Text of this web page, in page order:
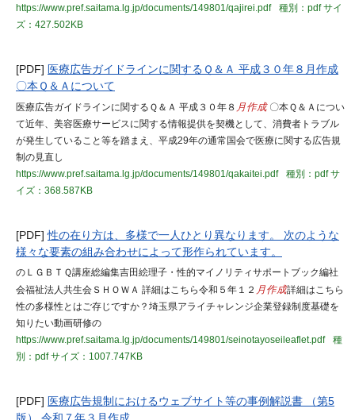
https://www.pref.saitama.lg.jp/documents/149801/qajirei.pdf
種別：pdfサイ
ズ：427.502KB
[PDF] 医療広告ガイドラインに関するＱ＆Ａ 平成３０年８月作成
〇本Ｑ＆Ａについて
医療広告ガイドラインに関するＱ＆Ａ 平成３０年８ 月作成〇本Ｑ＆Ａについ
て近年、美容医療サービスに関する情報提供を契機として、消費者トラブル
が発生していること等を踏まえ、平成29年の通常国会で医療に関する広告規
制の見直し
https://www.pref.saitama.lg.jp/documents/149801/qakaitei.pdf
種別：pdfサ
イズ：368.587KB
[PDF]性の在り方は、多様で一人ひとり異なります。 次のような
様々な要素の組み合わせによって形作られています。
のＬＧＢＴＱ講座総編集吉田絵理子・性的マイノリティサポートブック編社
会福祉法人共生会ＳＨＯＷＡ 詳細はこちら令和５年１２ 月作成詳細はこちら
性の多様性とはご存じですか？埼玉県アライチャレンジ企業登録制度基礎を
知りたい動画研修の
https://www.pref.saitama.lg.jp/documents/149801/seinotayoseileaflet.pdf
種
別：pdfサイズ：1007.747KB
[PDF] 医療広告規制におけるウェブサイト等の事例解説書 （第5